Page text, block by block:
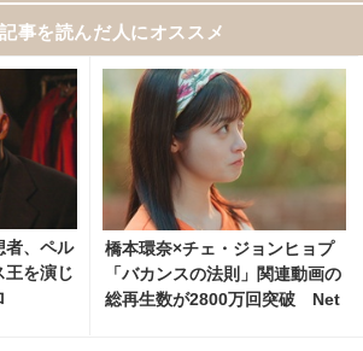
事を読んだ人にオススメ
者、ペル
王を演じ
橋本環奈×チェ・ジョンヒョプ
「バカンスの法則」関連動画の
総再生数が2800万回突破 Net